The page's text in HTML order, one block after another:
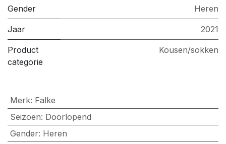
Gender Heren
Jaar 2021
Product
categorie
Kousen/sokken
Merk: Falke
Seizoen: Doorlopend
Gender: Heren